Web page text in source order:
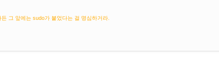
그 앞에는 sudo가 붙었다는 걸 명심하거라.